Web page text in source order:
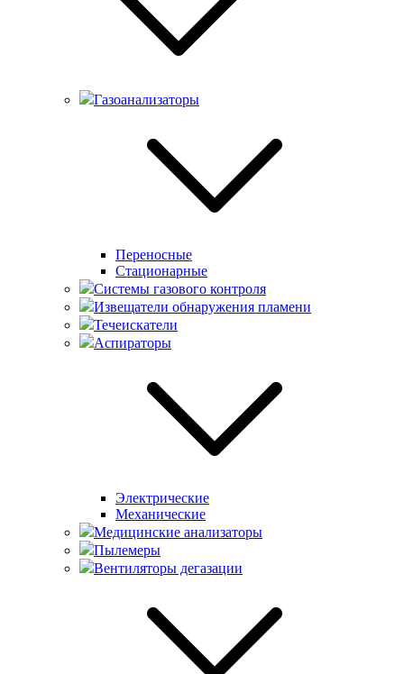
Газоанализаторы
Переносные
Стационарные
Системы газового контроля
Извещатели обнаружения пламени
Течеискатели
Аспираторы
Электрические
Механические
Медицинские анализаторы
Пылемеры
Вентиляторы дегазации